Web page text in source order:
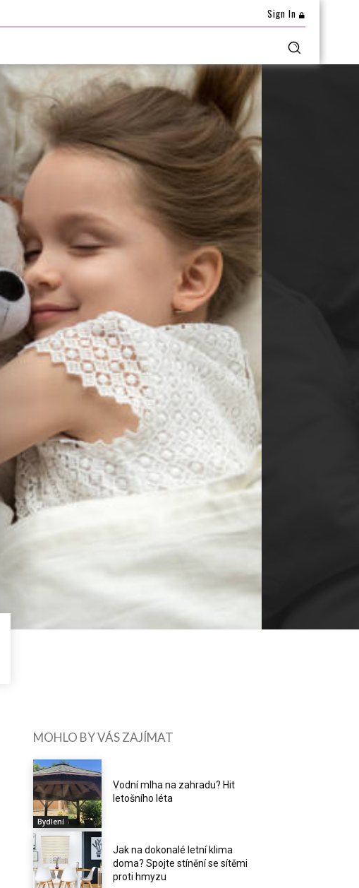
Sign In
MOHLO BY VÁS ZAJÍMAT
Bydlení
Vodní mlha na zahradu? Hit
letošního léta
Jak na dokonalé letní klima
doma? Spojte stínění se sítěmi
proti hmyzu